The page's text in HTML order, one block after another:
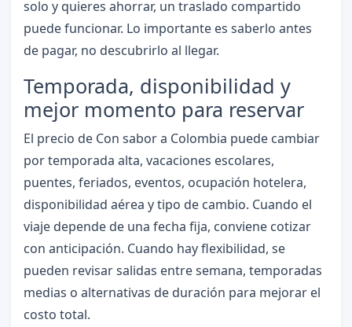
solo y quieres ahorrar, un traslado compartido
puede funcionar. Lo importante es saberlo antes
de pagar, no descubrirlo al llegar.
Temporada, disponibilidad y
mejor momento para reservar
El precio de Con sabor a Colombia puede cambiar
por temporada alta, vacaciones escolares,
puentes, feriados, eventos, ocupación hotelera,
disponibilidad aérea y tipo de cambio. Cuando el
viaje depende de una fecha fija, conviene cotizar
con anticipación. Cuando hay flexibilidad, se
pueden revisar salidas entre semana, temporadas
medias o alternativas de duración para mejorar el
costo total.